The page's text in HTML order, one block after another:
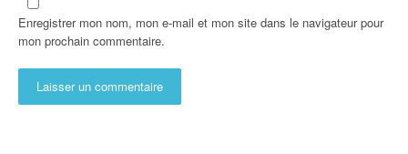
Enregistrer mon nom, mon e-mail et mon site dans le navigateur pour
mon prochain commentaire.